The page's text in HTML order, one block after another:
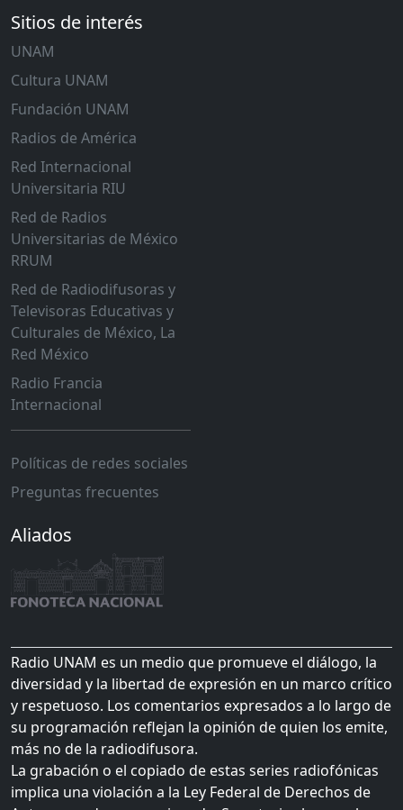
Sitios de interés
UNAM
Cultura UNAM
Fundación UNAM
Radios de América
Red Internacional
Universitaria RIU
Red de Radios
Universitarias de México
RRUM
Red de Radiodifusoras y
Televisoras Educativas y
Culturales de México, La
Red México
Radio Francia
Internacional
Políticas de redes sociales
Preguntas frecuentes
Aliados
Radio UNAM es un medio que promueve el diálogo, la
diversidad y la libertad de expresión en un marco crítico
y respetuoso. Los comentarios expresados a lo largo de
su programación reflejan la opinión de quien los emite,
más no de la radiodifusora.
La grabación o el copiado de estas series radiofónicas
implica una violación a la Ley Federal de Derechos de